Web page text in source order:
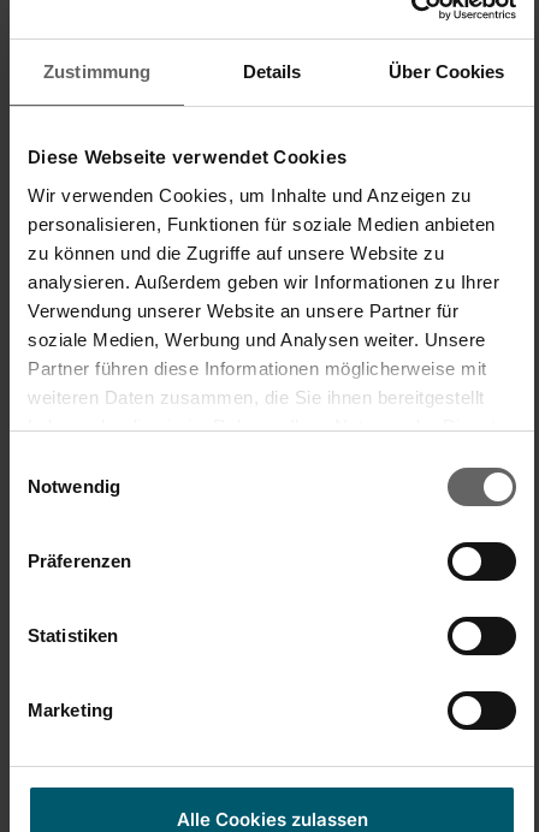
Zustimmung Details Über Cookies
Diese Webseite verwendet Cookies
Wir verwenden Cookies, um Inhalte und Anzeigen zu
personalisieren, Funktionen für soziale Medien anbieten
zu können und die Zugriffe auf unsere Website zu
analysieren. Außerdem geben wir Informationen zu Ihrer
Verwendung unserer Website an unsere Partner für
soziale Medien, Werbung und Analysen weiter. Unsere
Partner führen diese Informationen möglicherweise mit
weiteren Daten zusammen, die Sie ihnen bereitgestellt
haben oder die sie im Rahmen Ihrer Nutzung der Dienste
Cookies, wenn Sie unsere Webseite weiterhin nutzen.
Notwendig
Präferenzen
Statistiken
Marketing
Alle Cookies zulassen
Objętość 1 litra pojemnika z miarką ComfortLine marki
Leifheit gwarantuje wystarczającą ilość miejsca na to,
Gumowa, antypoślizgowa podstawa modelu
ścianki miarka jest odporna na zmywanie. Pojemnik z
miarką nadaje się do mycia w zmywarce.
pojemność: 1 litr
trzema skali pomiaru doskonałych do odmierzania
mąki, cukru czy płynów
wytrzymałe tworzywo sztuczne
dzióbek zabezpieczający przed niekontrolowanym
3-letnia gwarancja
Instrukcje bezpieczeństwa